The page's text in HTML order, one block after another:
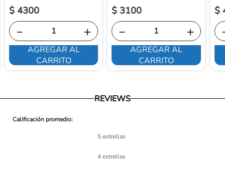
$ 4300
＋
－
AGREGAR AL
CARRITO
$ 3100
＋
－
AGREGAR AL
CARRITO
$
REVIEWS
5 estrellas
4 estrellas